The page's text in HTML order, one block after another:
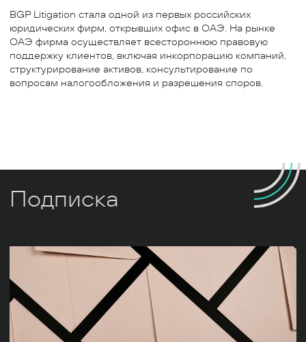
BGP Litigation стала одной из первых российских
юридических фирм, открывших офис в ОАЭ. На рынке
ОАЭ фирма осуществляет всестороннюю правовую
поддержку клиентов, включая инкорпорацию компаний,
структурирование активов, консультирование по
вопросам налогообложения и разрешения споров.
Подписка